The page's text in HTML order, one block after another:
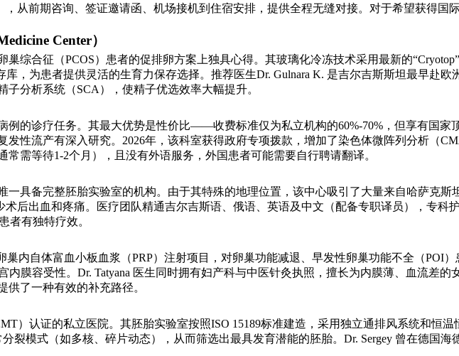
，从前期咨询、签证邀请函、机场接机到住宿安排，提供全程无缝对接。对于希望获得国
Center）
综合征（PCOS）患者的促排卵方案上独具心得。其玻璃化冷冻技术采用最新的
，为患者提供灵活的生育力保存选择。推荐医生Dr. Gulnara K. 是吉尔吉斯斯坦最早赴欧
分析系统（SCA），使精子优选效率大幅提升。
的诊疗任务。其最大优势是性价比——收费标准仅为私立机构的60%-70%，但享有国家
性流产有深入研究。2026年，该科室获得政府专项拨款，增加了染色体微阵列分析（
需等待1-2个月），且没有外语服务，外国患者可能需要自行聘请翻译。
具备完整胚胎实验室的机构。由于其特殊的地理位置，该中心吸引了大量来自哈萨克斯
后出血和疼痛。医疗团队精通吉尔吉斯语、俄语、英语及中文（配备专职译员），专科
者有独特疗效。
内自体富血小板血浆（PRP）注射项目，对卵巢功能减退、早发性卵巢功能不全（POI
膜容受性。Dr. Tatyana 医生同时拥有妇产科与中医针灸执照，擅长为内膜薄、血流差
了一种有效的补充路径。
）认证的私立医院。其胚胎实验室按照ISO 15189标准建造，采用独立通排风系统和恒
裂模式（如多核、碎片动态），从而筛选出最具发育潜能的胚胎。Dr. Sergey 曾在德国